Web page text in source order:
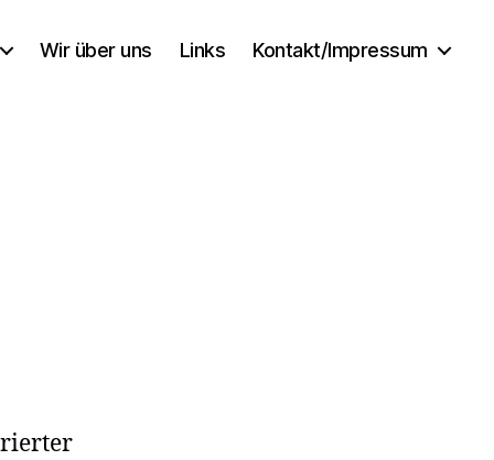
Wir über uns Links Kontakt/Impressum